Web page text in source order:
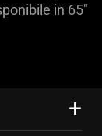
in 65"